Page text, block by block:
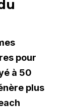
pour
à 50
plus